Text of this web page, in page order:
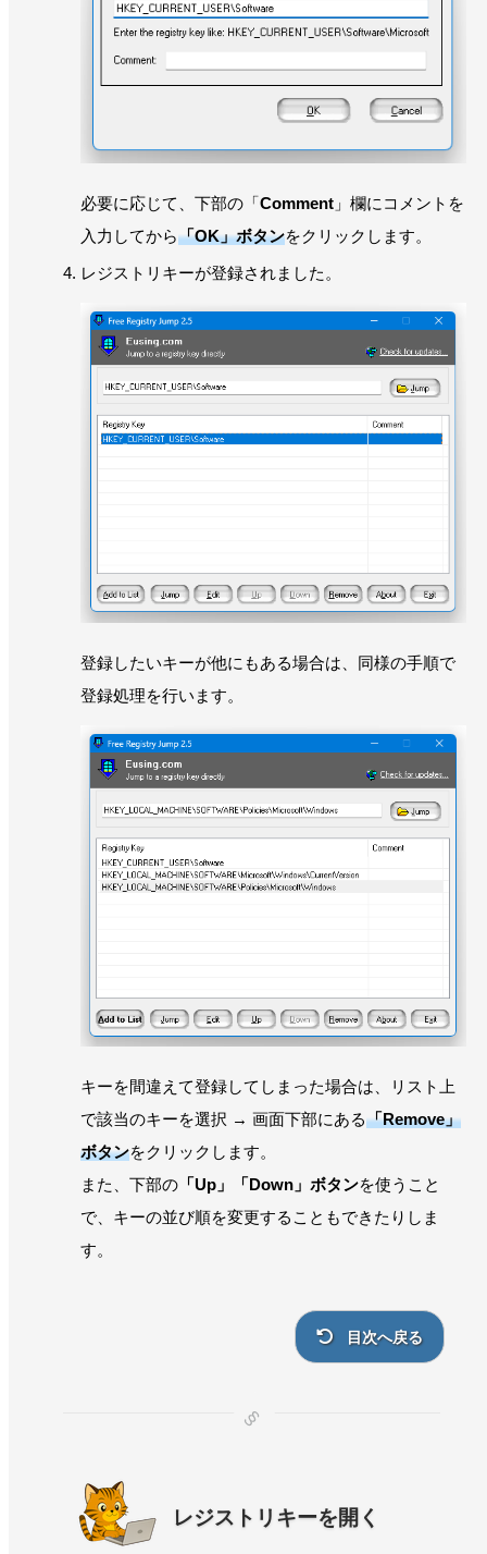
必要に応じて、下部の「Comment 」欄にコメントを
入力してから「OK」ボタンをクリックします。
レジストリキーが登録されました。
登録したいキーが他にもある場合は、同様の手順で
登録処理を行います。
キーを間違えて登録してしまった場合は、リスト上
で該当のキーを選択 → 画面下部にある「Remove」
ボタンをクリックします。
また、下部の 「Up」「Down」ボタンを使うこと
で、キーの並び順を変更することもできたりしま
す。
目次へ戻る
レジストリキーを開く